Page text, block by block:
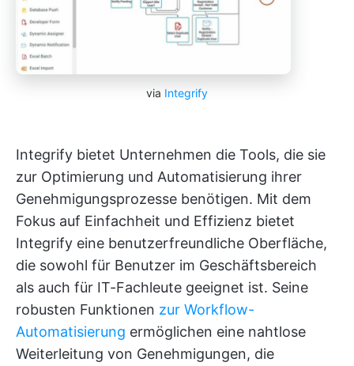
via Integrify
Integrify bietet Unternehmen die Tools, die sie
zur Optimierung und Automatisierung ihrer
Genehmigungsprozesse benötigen. Mit dem
Fokus auf Einfachheit und Effizienz bietet
Integrify eine benutzerfreundliche Oberfläche,
die sowohl für Benutzer im Geschäftsbereich
als auch für IT-Fachleute geeignet ist. Seine
robusten Funktionen zur Workflow-
Automatisierung ermöglichen eine nahtlose
Weiterleitung von Genehmigungen, die